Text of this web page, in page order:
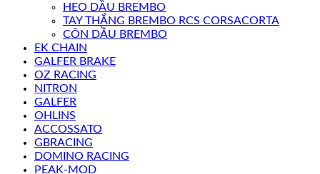
HEO DẦU BREMBO
TAY THẮNG BREMBO RCS CORSACORTA
CÔN DẦU BREMBO
EK CHAIN
GALFER BRAKE
OZ RACING
NITRON
GALFER
OHLINS
ACCOSSATO
GBRACING
DOMINO RACING
PEAK-MOD